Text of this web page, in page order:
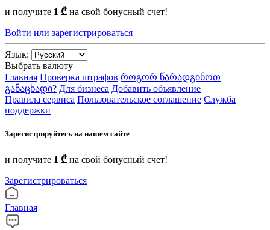
и получите 1 ₾ на свой бонусный счет!
Войти или зарегистрироваться
Язык:
Выбрать валюту
Главная Проверка штрафов როგორ წარადგინოთ
განაცხადი? Для бизнеса Добавить объявление
Правила сервиса Пользовательское соглашение Служба
поддержки
Зарегистрируйтесь на нашем сайте
и получите 1 ₾ на свой бонусный счет!
Зарегистрироваться
Главная